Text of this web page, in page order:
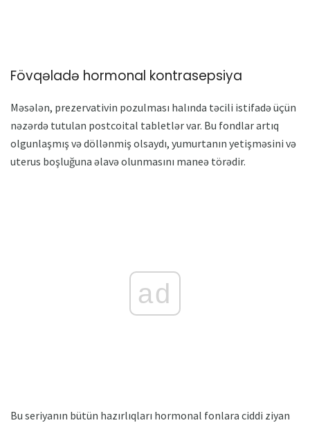
Fövqəladə hormonal kontrasepsiya
Məsələn, prezervativin pozulması halında təcili istifadə üçün
nəzərdə tutulan postcoital tabletlər var. Bu fondlar artıq
olgunlaşmış və döllənmiş olsaydı, yumurtanın yetişməsini və
uterus boşluğuna əlavə olunmasını maneə törədir.
ad
Bu seriyanın bütün hazırlıqları hormonal fonlara ciddi ziyan